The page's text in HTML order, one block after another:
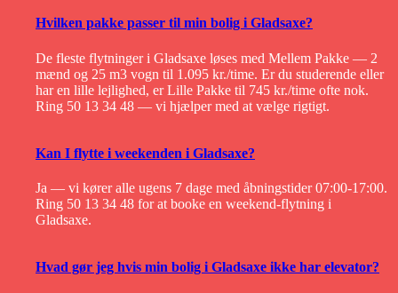
Hvilken pakke passer til min bolig i Gladsaxe?
De fleste flytninger i Gladsaxe løses med Mellem Pakke — 2
mænd og 25 m3 vogn til 1.095 kr./time. Er du studerende eller
har en lille lejlighed, er Lille Pakke til 745 kr./time ofte nok.
Ring 50 13 34 48 — vi hjælper med at vælge rigtigt.
Kan I flytte i weekenden i Gladsaxe?
Ja — vi kører alle ugens 7 dage med åbningstider 07:00-17:00.
Ring 50 13 34 48 for at booke en weekend-flytning i
Gladsaxe.
Hvad gør jeg hvis min bolig i Gladsaxe ikke har elevator?